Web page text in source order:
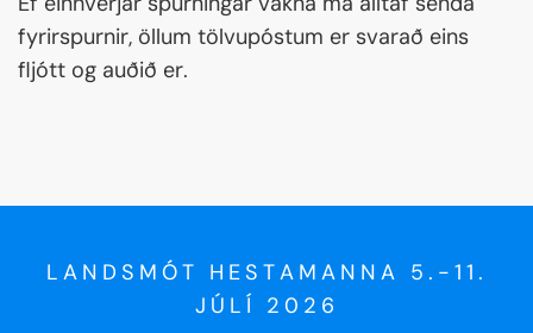
fyrirspurnir, öllum tölvupóstum er svarað eins
fljótt og auðið er.
LANDSMÓT HESTAMANNA 5.-11.
JÚLÍ 2026